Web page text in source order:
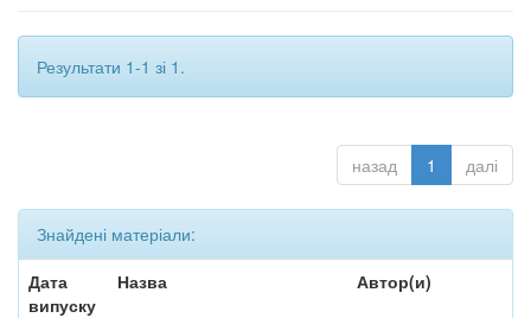
Результати 1-1 зі 1.
назад 1 далі
Знайдені матеріали:
Дата
випуску
Назва Автор(и)